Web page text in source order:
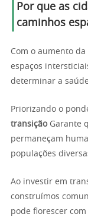
Por que as
caminhos
Com o aumento
espaços
determinar a
Priorizando o
transiçãoGarante
permaneçam
populações
Ao investir em
construímos
pode florescer